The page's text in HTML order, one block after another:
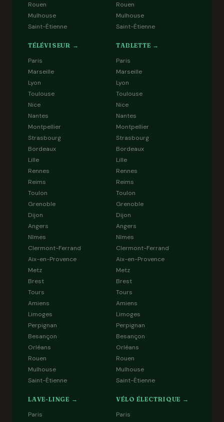
Rouen
Mulhouse
Saint-Étienne
Rouen
Mulhouse
Saint-Étienne
TÉLÉVISEUR →
Paris
Marseille
Lyon
Toulouse
Nice
Nantes
Montpellier
Strasbourg
Bordeaux
Lille
Rennes
Reims
Toulon
Grenoble
Dijon
Angers
Nîmes
Clermont-Ferrand
Aix-en-Provence
Metz
Brest
Tours
Amiens
Limoges
Perpignan
Besançon
Orléans
Rouen
Mulhouse
Saint-Étienne
TABLETTE →
Paris
Marseille
Lyon
Toulouse
Nice
Nantes
Montpellier
Strasbourg
Bordeaux
Lille
Rennes
Reims
Toulon
Grenoble
Dijon
Angers
Nîmes
Clermont-Ferrand
Aix-en-Provence
Metz
Brest
Tours
Amiens
Limoges
Perpignan
Besançon
Orléans
Rouen
Mulhouse
Saint-Étienne
LAVE-LINGE →
Paris
VÉLO ÉLECTRIQUE →
Paris